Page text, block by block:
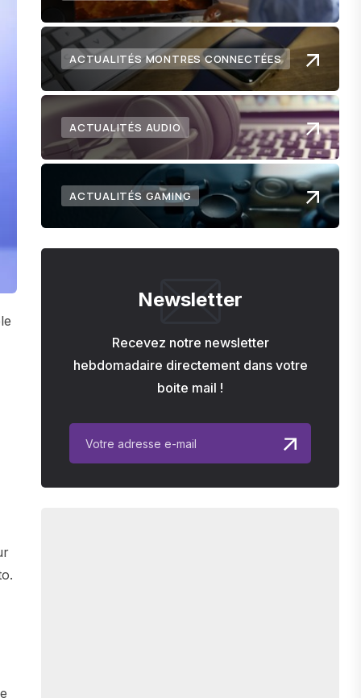
ACTUALITÉS MONTRES CONNECTÉES
ACTUALITÉS AUDIO
ACTUALITÉS GAMING
Newsletter
Recevez notre newsletter
hebdomadaire directement dans votre
boite mail !